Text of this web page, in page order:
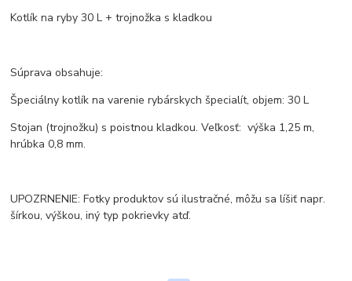
Kotlík na ryby 30 L + trojnožka s kladkou
Súprava obsahuje:
Špeciálny kotlík na varenie rybárskych špecialít, objem: 30 L
Stojan (trojnožku) s poistnou kladkou. Veľkosť: výška 1,25 m,
hrúbka 0,8 mm.
UPOZRNENIE: Fotky produktov sú ilustračné, môžu sa líšiť napr.
šírkou, výškou, iný typ pokrievky atď.